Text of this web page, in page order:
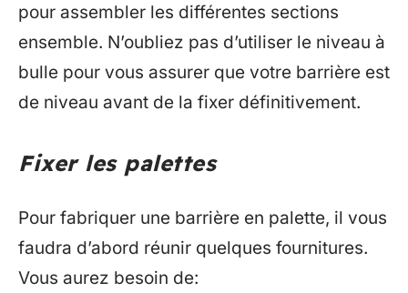
pour assembler les différentes sections
ensemble. N’oubliez pas d’utiliser le niveau à
bulle pour vous assurer que votre barrière est
de niveau avant de la fixer définitivement.
Fixer les palettes
Pour fabriquer une barrière en palette, il vous
faudra d’abord réunir quelques fournitures.
Vous aurez besoin de: